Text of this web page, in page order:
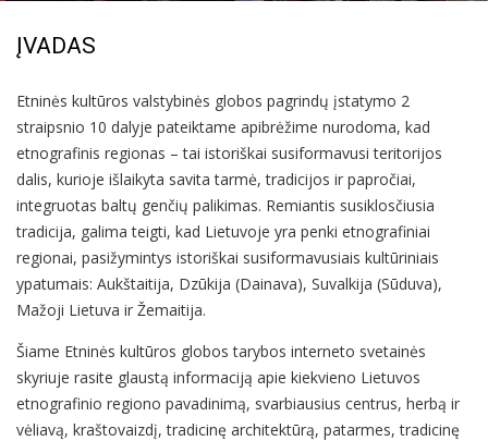
ĮVADAS
Etninės kultūros valstybinės globos pagrindų įstatymo 2
straipsnio 10 dalyje pateiktame apibrėžime nurodoma, kad
etnografinis regionas – tai istoriškai susiformavusi teritorijos
dalis, kurioje išlaikyta savita tarmė, tradicijos ir papročiai,
integruotas baltų genčių palikimas. Remiantis susiklosčiusia
tradicija, galima teigti, kad Lietuvoje yra penki etnografiniai
regionai, pasižymintys istoriškai susiformavusiais kultūriniais
ypatumais: Aukštaitija, Dzūkija (Dainava), Suvalkija (Sūduva),
Mažoji Lietuva ir Žemaitija.
Šiame Etninės kultūros globos tarybos interneto svetainės
skyriuje rasite glaustą informaciją apie kiekvieno Lietuvos
etnografinio regiono pavadinimą, svarbiausius centrus, herbą ir
vėliavą, kraštovaizdį, tradicinę architektūrą, patarmes, tradicinę